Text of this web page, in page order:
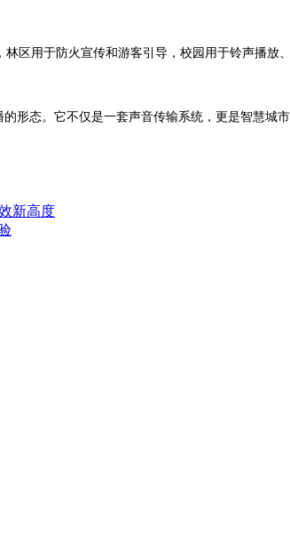
，林区用于防火宣传和游客引导 ，校园用于铃声播放
形态。它不仅是一套声音传输系统，更是智慧城
新高度